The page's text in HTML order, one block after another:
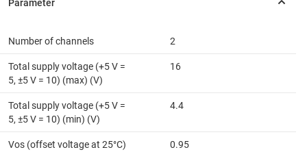
Number of channels 2
Total supply voltage (+5 V =
5, ±5 V = 10) (max) (V)
16
Total supply voltage (+5 V =
5, ±5 V = 10) (min) (V)
4.4
Vos (offset voltage at 25°C)
0.95